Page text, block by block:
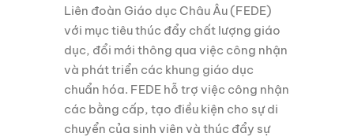
Liên đoàn Giáo dục Châu Âu (FEDE)
với mục tiêu thúc đẩy chất lượng giáo
dục, đổi mới thông qua việc công nhận
và phát triển các khung giáo dục
chuẩn hóa. FEDE hỗ trợ việc công nhận
các bằng cấp, tạo điều kiện cho sự di
chuyển của sinh viên và thúc đẩy sự